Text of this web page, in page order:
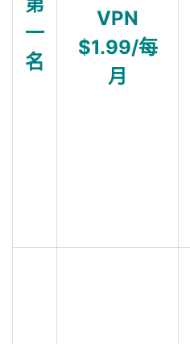
一
名
VPN
$1.99/每
月